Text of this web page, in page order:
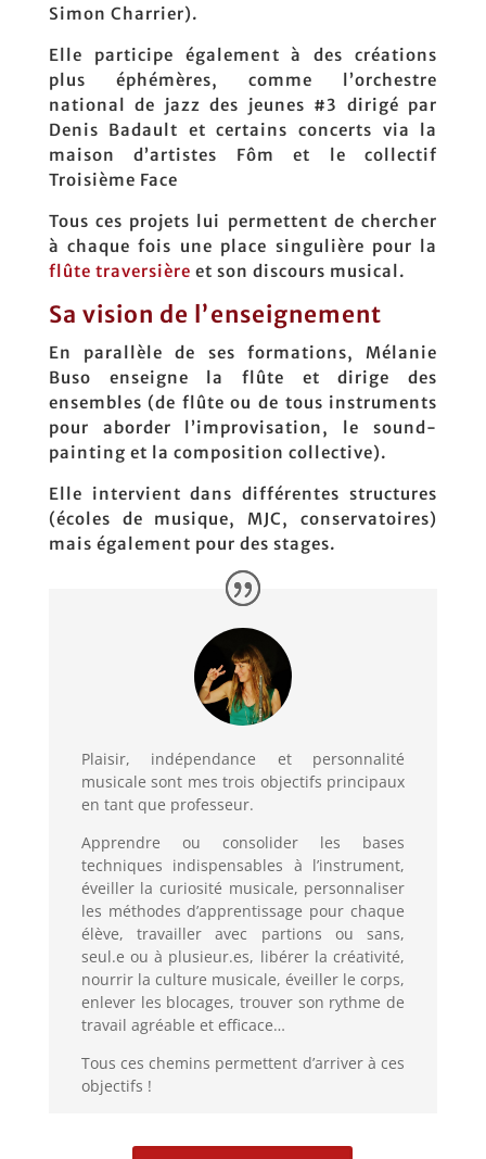
Simon Charrier).
Elle participe également à des créations
plus éphémères, comme l’orchestre
national de jazz des jeunes #3 dirigé par
Denis Badault et certains concerts via la
maison d’artistes Fôm et le collectif
Troisième Face
Tous ces projets lui permettent de chercher
à chaque fois une place singulière pour la
flûte traversière et son discours musical.
Sa vision de l’enseignement
En parallèle de ses formations, Mélanie
Buso enseigne la flûte et dirige des
ensembles (de flûte ou de tous instruments
pour aborder l’improvisation, le sound-
painting et la composition collective).
Elle intervient dans différentes structures
(écoles de musique, MJC, conservatoires)
mais également pour des stages.
Plaisir, indépendance et personnalité
musicalesont mes trois objectifs principaux
en tant que professeur.
Apprendre ou consolider les bases
techniques indispensables à l’instrument,
éveiller la curiosité musicale, personnaliser
les méthodes d’apprentissage pour chaque
élève, travailler avec partions ou sans,
seul.e ou à plusieur.es, libérer la créativité,
nourrir la culture musicale,éveiller le corps,
enlever les blocages, trouver son rythme de
travail agréable et efficace…
Tous ces chemins permettent d’arriver à ces
objectifs !